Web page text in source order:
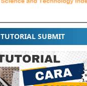
TUTORIAL SUBMIT